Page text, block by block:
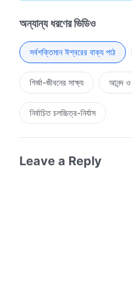
অন্যান্য ধরণের ভিডিও
সর্বশক্তিমান ঈশ্বরের বাক্য পাঠ
গির্জা-জীবনের সাক্ষ্য আনন্দ ও
নির্বাচিত চলচ্চিত্র-নির্যাস
Leave a Reply